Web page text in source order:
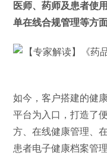
医师、药师及患者使
单在线合规管理等方
如今，客户搭建的健
平台为入口，打造了
方、在线健康管理、
患者电子健康档案管